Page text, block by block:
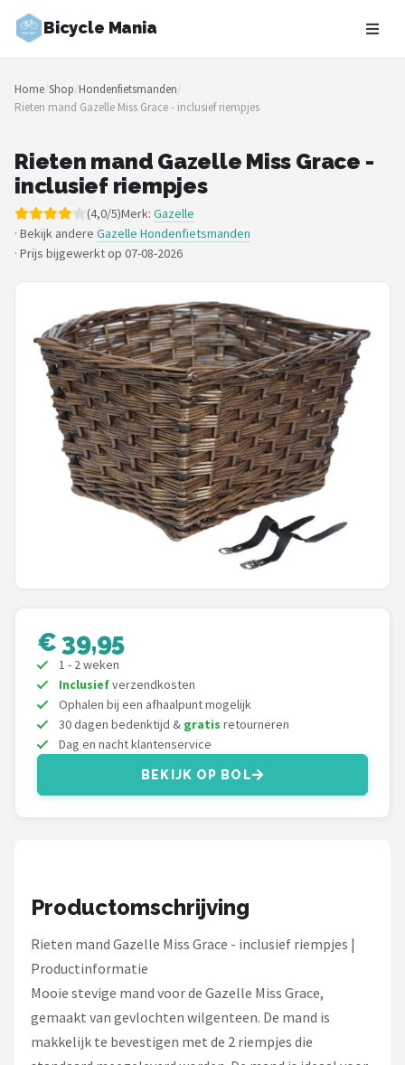
Bicycle Mania
Zoeken
NAVIGATIE
Merken
Blog
Fietsroutes
Kinderfietsen
Stadsfietsen
Elektrische fietsen
Mountainbikes
Shop
POPULAIRE MERKEN
Volare
ABUS
AXA
New Looxs
Schwalbe
Shimano
Cortina
Alle merken →
Home/Shop/Hondenfietsmanden/
Rieten mand Gazelle Miss Grace - inclusief riempjes
Rieten mand Gazelle Miss Grace -
inclusief riempjes
(4,0/5)Merk: Gazelle
· Bekijk andere Gazelle Hondenfietsmanden
· Prijs bijgewerkt op 07-08-2026
€ 39,95
1 - 2 weken
Inclusiefverzendkosten
Ophalen bij een afhaalpunt mogelijk
30 dagen bedenktijd & gratis retourneren
Dag en nacht klantenservice
BEKIJK OP BOL
Productomschrijving
Rieten mand Gazelle Miss Grace - inclusief riempjes |
Productinformatie
Mooie stevige mand voor de Gazelle Miss Grace,
gemaakt van gevlochten wilgenteen. De mand is
makkelijk te bevestigen met de 2 riempjes die